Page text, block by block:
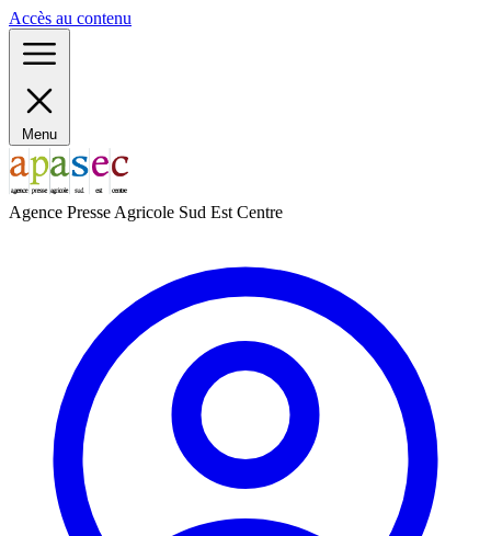
Accès au contenu
Menu
Agence Presse Agricole Sud Est Centre
Panneau de gestion des cookies